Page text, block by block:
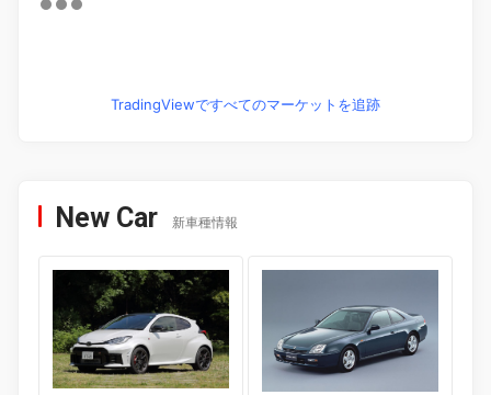
TradingViewですべてのマーケットを追跡
New Car 新車種情報